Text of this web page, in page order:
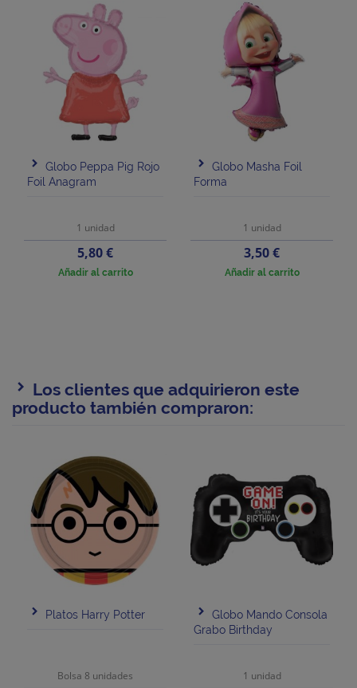
Globo Peppa Pig Rojo
Foil Anagram
1 unidad
Precio
5,80 €
Añadir al carrito
Globo Masha Foil
Forma
1 unidad
Precio
3,50 €
Añadir al carrito
Los clientes que adquirieron este
producto también compraron:
Platos Harry Potter
Bolsa 8 unidades
Globo Mando Consola
Grabo Birthday
1 unidad